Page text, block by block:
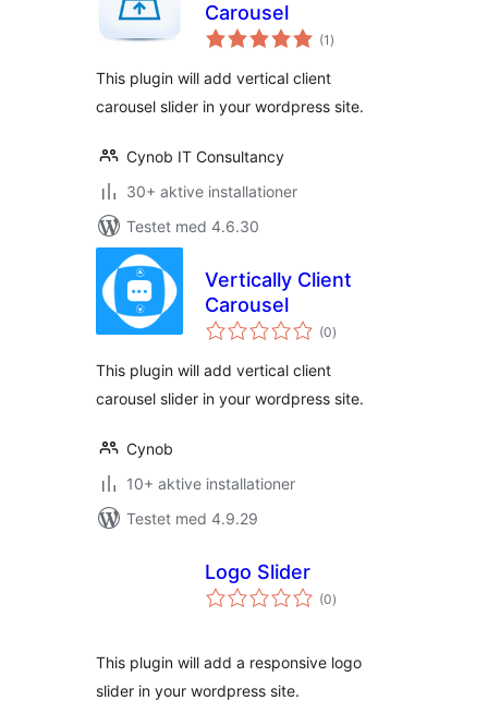
Carousel
(1 totale
bedømmelser
)
This plugin will add vertical client
carousel slider in your wordpress site.
Cynob IT Consultancy
30+ aktive installationer
Testet med 4.6.30
Vertically Client
Carousel
(0totale
bedømmelser
)
This plugin will add vertical client
carousel slider in your wordpress site.
Cynob
10+ aktive installationer
Testet med 4.9.29
Logo Slider
(0totale
bedømmelser
)
This plugin will add a responsive logo
slider in your wordpress site.